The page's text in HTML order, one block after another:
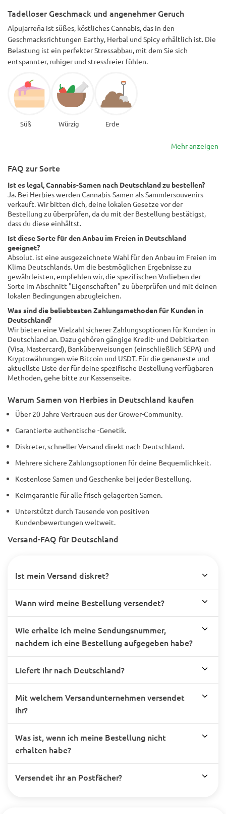
Tadelloser Geschmack und angenehmer Geruch
Alpujarreña ist süßes, köstliches Cannabis, das in den
Geschmacksrichtungen Earthy, Herbal und Spicy erhältlich ist. Die
Belastung ist ein perfekter Stressabbau, mit dem Sie sich
entspannter, ruhiger und stressfreier fühlen.
Süß Würzig Erde
Mehr anzeigen
FAQ zur Sorte
Ist es legal, Cannabis-Samen nach Deutschland zu bestellen?
Ja. Bei Herbies werden Cannabis-Samen als Sammlersouvenirs
verkauft. Wir bitten dich, deine lokalen Gesetze vor der
Bestellung zu überprüfen, da du mit der Bestellung bestätigst,
dass du diese einhältst.
Ist diese Sorte für den Anbau im Freien in Deutschland
geeignet?
Absolut. ist eine ausgezeichnete Wahl für den Anbau im Freien im
Klima Deutschlands. Um die bestmöglichen Ergebnisse zu
gewährleisten, empfehlen wir, die spezifischen Vorlieben der
Sorte im Abschnitt "Eigenschaften" zu überprüfen und mit deinen
lokalen Bedingungen abzugleichen.
Was sind die beliebtesten Zahlungsmethoden für Kunden in
Deutschland?
Wir bieten eine Vielzahl sicherer Zahlungsoptionen für Kunden in
Deutschland an. Dazu gehören gängige Kredit- und Debitkarten
(Visa, Mastercard), Banküberweisungen (einschließlich SEPA) und
Kryptowährungen wie Bitcoin und USDT. Für die genaueste und
aktuellste Liste der für deine spezifische Bestellung verfügbaren
Methoden, gehe bitte zur Kassenseite.
Warum Samen von Herbies in Deutschland kaufen
Über 20 Jahre Vertrauen aus der Grower-Community.
Garantierte authentische -Genetik.
Diskreter, schneller Versand direkt nach Deutschland.
Mehrere sichere Zahlungsoptionen für deine Bequemlichkeit.
Kostenlose Samen und Geschenke bei jeder Bestellung.
Keimgarantie für alle frisch gelagerten Samen.
Unterstützt durch Tausende von positiven
Kundenbewertungen weltweit.
Versand-FAQ für Deutschland
Ist mein Versand diskret?
Wann wird meine Bestellung versendet?
Wie erhalte ich meine Sendungsnummer,
nachdem ich eine Bestellung aufgegeben habe?
Liefert ihr nach Deutschland?
Mit welchem Versandunternehmen versendet
ihr?
Was ist, wenn ich meine Bestellung nicht
erhalten habe?
Versendet ihr an Postfächer?